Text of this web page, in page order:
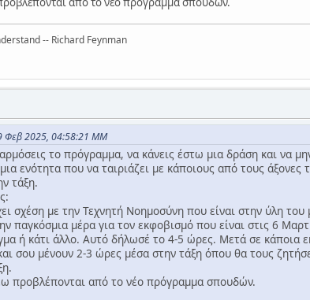
-- Richard Feynman
Φεβ 2025, 04:58:21 ΜΜ
το πρόγραμμα, να κάνεις έστω μια δράση και να
ενότητα που να ταιριάζει με κάποιους από τους
τάξη.
σχέση με την Τεχνητή Νοημοσύνη που είναι στην ύλη του
παγκόσμια μέρα για τον εκφοβισμό που είναι στις 6
ή κάτι άλλο. Αυτό δήλωσέ το 4-5 ώρες. Μετά σε κάποια
σου μένουν 2-3 ώρες μέσα στην τάξη όπου θα τους
προβλέπονται από το νέο πρόγραμμα σπουδών.